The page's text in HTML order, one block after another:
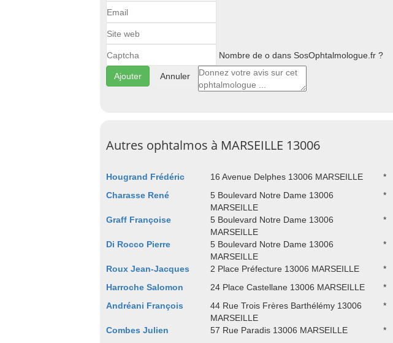
Nombre de o dans SosOphtalmologue.fr ?
Annuler
Autres ophtalmos à MARSEILLE 13006
Hougrand Frédéric 16 Avenue Delphes 13006 MARSEILLE
*
Charasse René
5 Boulevard Notre Dame 13006
MARSEILLE
*
Graff Françoise
5 Boulevard Notre Dame 13006
MARSEILLE
*
Di Rocco Pierre
5 Boulevard Notre Dame 13006
MARSEILLE
*
Roux Jean-Jacques 2 Place Préfecture 13006 MARSEILLE
*
Harroche Salomon
24 Place Castellane 13006 MARSEILLE
*
Andréani François
44 Rue Trois Frères Barthélémy 13006
MARSEILLE
*
Combes Julien 57 Rue Paradis 13006 MARSEILLE
*